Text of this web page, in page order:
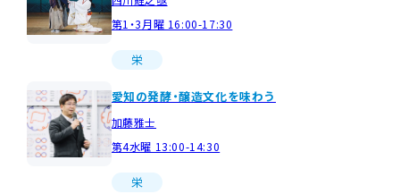
第1・3月曜 16:00-17:30
栄
愛知の発酵・醸造文化を味わう
加藤雅士
第4水曜 13:00-14:30
栄